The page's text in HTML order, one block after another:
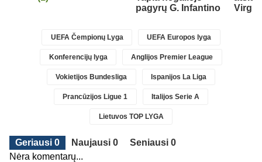
pagyrų G. Infantino
Virgili
UEFA Čempionų Lyga UEFA Europos lyga
Konferencijų lyga Anglijos Premier League
Vokietijos Bundesliga Ispanijos La Liga
Prancūzijos Ligue 1 Italijos Serie A
Lietuvos TOP LYGA
Geriausi 0 Naujausi 0
Seniausi 0
Nėra komentarų...